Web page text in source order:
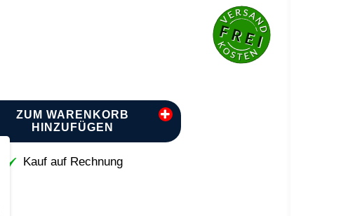
ZUM WARENKORB
HINZUFÜGEN
Kauf auf Rechnung